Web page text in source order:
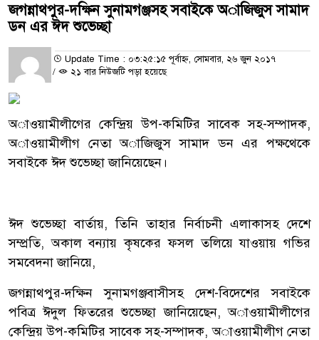
জগন্নাথপুর-দক্ষিন সুনামগঞ্জসহ সবাইকে অাজিজুস সামাদ
ডন এর ঈদ শুভেচ্ছা
Update Time : ০৩:২৫:১৫ পূর্বাহ্ন, সোমবার, ২৬ জুন ২০১৭
/
২১ বার নিউজটি পড়া হয়েছে
অাওয়ামীলীগের কেন্দ্রিয় উপ-কমিটির সাবেক সহ-সম্পাদক,
অাওয়ামীলীগ নেতা অাজিজুস সামাদ ডন এর পক্ষথেকে
সবাইকে ঈদ শুভেচ্ছা জানিয়েছেন।
ঈদ শুভেচ্ছা বার্তায়, তিনি তাহার নির্বাচনী এলাকাসহ দেশে
সম্প্রতি, অকাল বন্যায় কৃষকের ফসল তলিয়ে যাওয়ায় গভির
সমবেদনা জানিয়ে,
জগন্নাথপুর-দক্ষিন সুনামগঞ্জবাসীসহ দেশ-বিদেশের সবাইকে
পবিত্র ঈদুল ফিতরের শুভেচ্ছা জানিয়েছেন,অাওয়ামীলীগের
কেন্দ্রিয় উপ-কমিটির সাবেক সহ-সম্পাদক, অাওয়ামীলীগ নেতা